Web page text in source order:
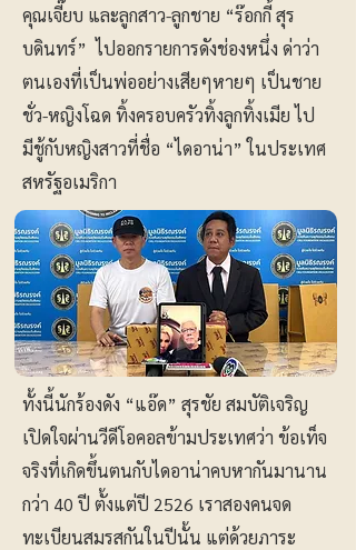
คุณเจี๊ยบ และลูกสาว-ลูกชาย “ร๊อกกี้ สุร
บดินทร์” ไปออกรายการดังช่องหนึ่ง ด่าว่า
ตนเองที่เป็นพ่ออย่างเสียๆหายๆ เป็นชาย
ชั่ว-หญิงโฉด ทิ้งครอบครัวทิ้งลูกทิ้งเมีย ไป
มีชู้กับหญิงสาวที่ชื่อ “ไดอาน่า” ในประเทศ
สหรัฐอเมริกา
ทั้งนี้นักร้องดัง “แอ๊ด” สุรชัย สมบัติเจริญ
เปิดใจผ่านวีดีโอคอลข้ามประเทศว่า ข้อเท็จ
จริงที่เกิดขึ้นตนกับไดอาน่าคบหากันมานาน
กว่า 40 ปี ตั้งแต่ปี 2526 เราสองคนจด
ทะเบียนสมรสกันในปีนั้น แต่ด้วยภาระ